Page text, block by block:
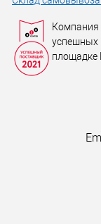
успешных
площадке